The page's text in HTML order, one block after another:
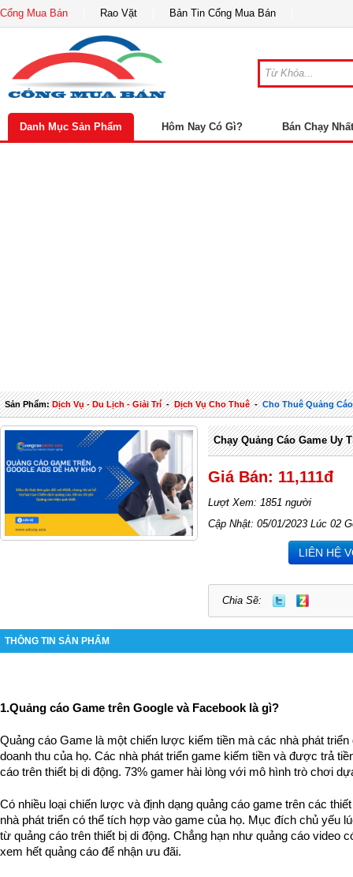
Cổng Mua Bán Rao Vặt Bản Tin Cổng Mua Bán
Danh Mục Sản Phẩm Hôm Nay Có Gì? Bán Chạy Nhất
Sản Phẩm:Dịch Vụ - Du Lịch - Giải Trí-Dịch Vụ Cho Thuê-Cho Thuê Quảng Cáo
Chạy Quảng Cáo Game Uy
Giá Bán: 11,111đ
Lượt Xem: 1851 người
Cập Nhật: 05/01/2023 Lúc 02
LIÊN HỆ
Chia Sẽ:
THÔNG TIN SẢN PHẨM
1.Quảng cáo Game trên Google và Facebook là gì?
Quảng cáo Game là một chiến lược kiếm tiền mà các nhà phát
doanh thu của họ. Các nhà phát triển game kiếm tiền và được trả
cáo trên thiết bị di động. 73% gamer hài lòng với mô hình trò chơi
Có nhiều loại chiến lược và định dạng quảng cáo game trên các
nhà phát triển có thể tích hợp vào game của họ. Mục đích chủ yếu
từ quảng cáo trên thiết bị di động. Chẳng hạn như quảng cáo video
xem hết quảng cáo để nhận ưu đãi.